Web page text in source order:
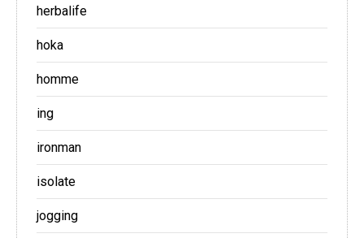
herbalife
hoka
homme
ing
ironman
isolate
jogging